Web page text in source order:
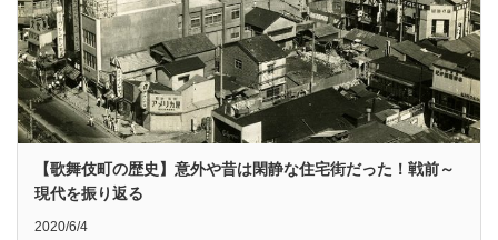
【歌舞伎町の歴史】意外や昔は閑静な住宅街だった！戦前～
現代を振り返る
2020/6/4